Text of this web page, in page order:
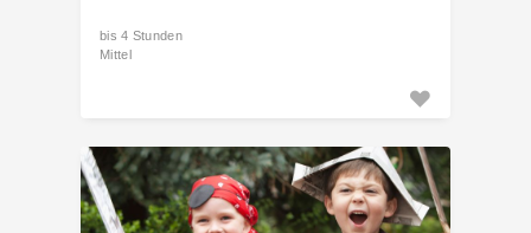
bis 4 Stunden
Mittel